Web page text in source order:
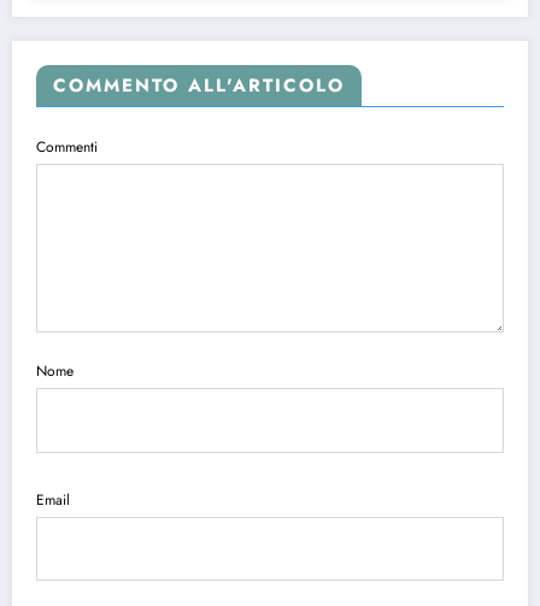
COMMENTO ALL'ARTICOLO
Commenti
Nome
Email